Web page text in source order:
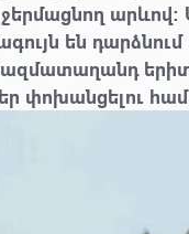
են
փոխանցելու